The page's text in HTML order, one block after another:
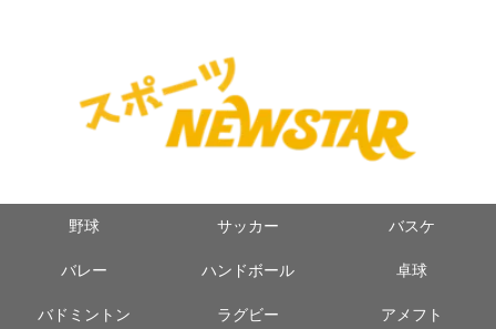
野球 サッカー バスケ
バレー ハンドボール 卓球
バドミントン ラグビー アメフト